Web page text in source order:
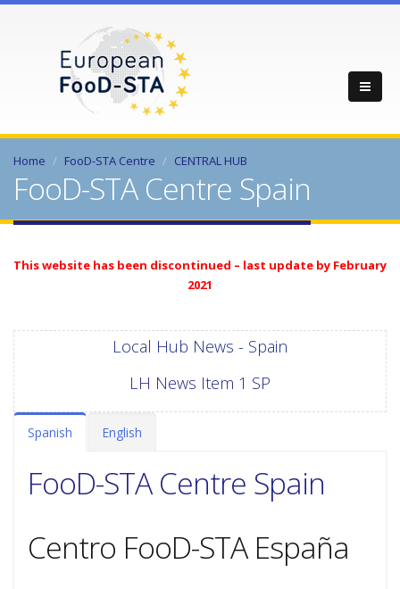
Home FooD-STA Centre CENTRAL HUB
FooD-STA Centre Spain
This website has been discontinued – last update by February
2021
Local Hub News - Spain
LH News Item 1 SP
Spanish English
FooD-STA Centre Spain
Centro FooD-STA España